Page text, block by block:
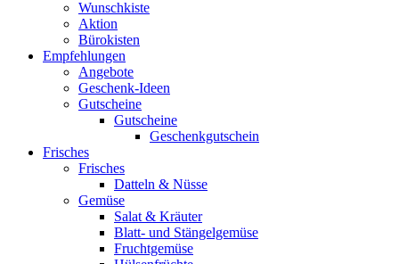
Wunschkiste
Aktion
Bürokisten
Empfehlungen
Angebote
Geschenk-Ideen
Gutscheine
Gutscheine
Geschenkgutschein
Frisches
Frisches
Datteln & Nüsse
Gemüse
Salat & Kräuter
Blatt- und Stängelgemüse
Fruchtgemüse